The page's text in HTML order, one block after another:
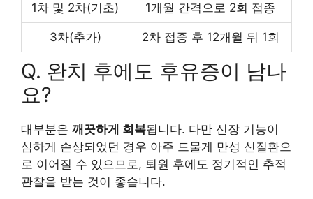
1차 및 2차(기초) 1개월 간격으로 2회 접종
3차(추가) 2차 접종 후 12개월 뒤 1회
Q. 완치 후에도 후유증이 남나
요?
대부분은 깨끗하게 회복됩니다. 다만 신장 기능이
심하게 손상되었던 경우 아주 드물게 만성 신질환으
로 이어질 수 있으므로, 퇴원 후에도 정기적인 추적
관찰을 받는 것이 좋습니다.